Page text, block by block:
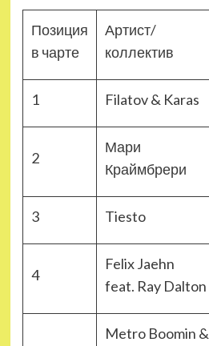
Позиция
в чарте
Артист/
коллектив
1 Filatov & Karas
2
Мари
Краймбрери
3 Tiesto
4
Felix Jaehn
feat. Ray Dalton
Metro Boomin &